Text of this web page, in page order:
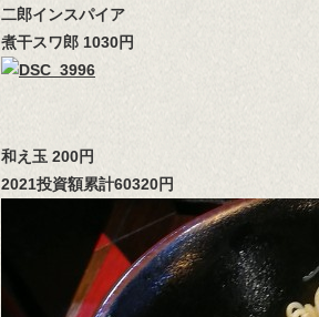
二郎インスパイア
煮干スワ郎 1030円
和え玉 200円
2021投資額累計60320円